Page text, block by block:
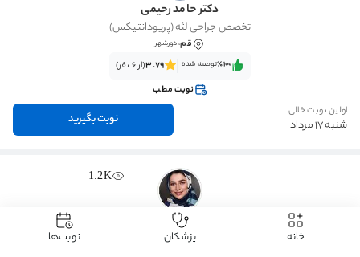
دکتر حامد رحیمی
تخصص جراحی لثه (پریودانتیکس)
قم، دورشهر
٪100‌‌‌توصیه شده 3.79(از 6 نفر)
نوبت مطب
اولین نوبت خالی
شنبه 17 مرداد نوبت بگیرید
1.2K
دکتر فاطمه کوهستانی
تخصص دندانپزشکی ترمیمی خانه پزشکان نوبت‌ها